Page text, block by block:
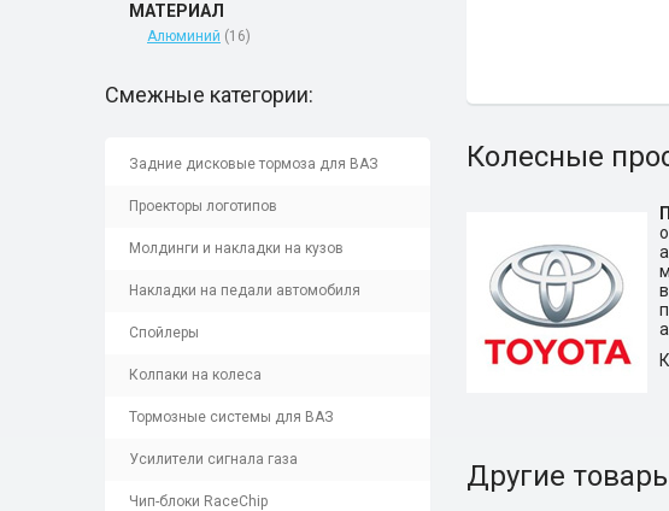
МАТЕРИАЛ
Алюминий (16)
Смежные категории:
Задние дисковые тормоза для ВАЗ
Проекторы логотипов
Молдинги и накладки на кузов
Накладки на педали автомобиля
Спойлеры
Колпаки на колеса
Тормозные системы для ВАЗ
Усилители сигнала газа
Чип-блоки RaceChip
Колесные
Другие